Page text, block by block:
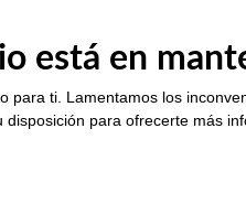
está en
para ti. Lamentamos los
disposición para ofrecerte más